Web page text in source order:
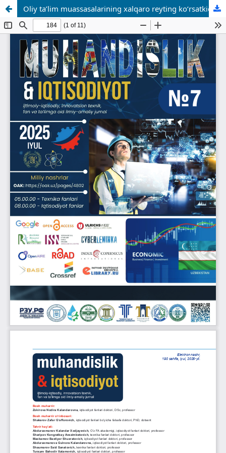
Oliy ta’lim muassasalarining xalqaro reyting ko‘rsatkichlarini oshirishning strategik boshqaruv mexanizmlari